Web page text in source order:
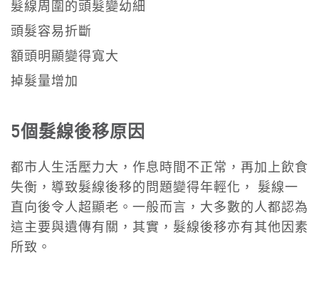
髮線周圍的頭髮變幼細
頭髮容易折斷
額頭明顯變得寬大
掉髮量增加
5個髮線後移原因
都市人生活壓力大，作息時間不正常，再加上飲食
失衡，導致髮線後移的問題變得年輕化， 髮線一
直向後令人超顯老。一般而言，大多數的人都認為
這主要與遺傳有關，其實，髮線後移亦有其他因素
所致。